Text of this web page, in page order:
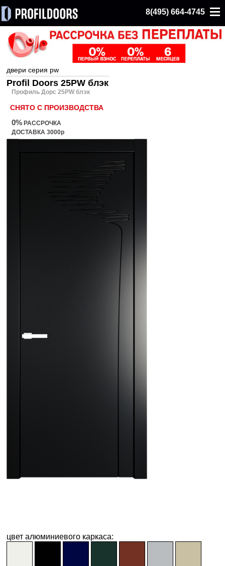
8(495) 664-4745
двери серия pw
Profil Doors 25PW блэк
Профиль Дорс 25PW блэк
СНЯТО С ПРОИЗВОДСТВА
0% РАССРОЧКА
ДОСТАВКА 3000р
цвет алюминиевого каркаса: